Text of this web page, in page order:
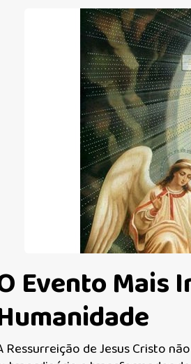
Evento Mais
Ressurreição de Jesus Cristo